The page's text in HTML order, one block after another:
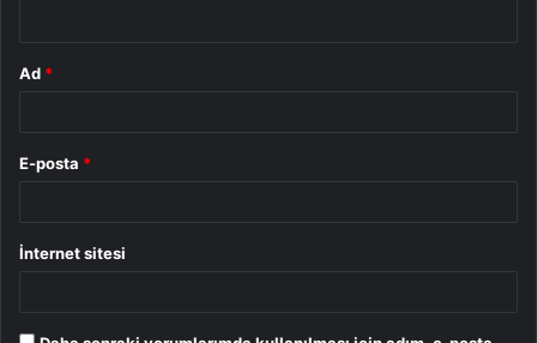
Ad *
E-posta *
İnternet sitesi